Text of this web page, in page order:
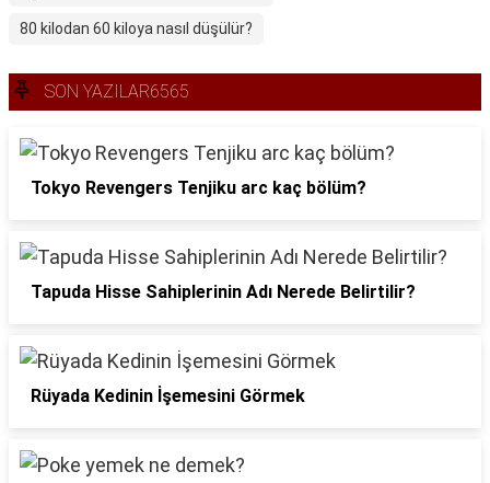
80 kilodan 60 kiloya nasıl düşülür?
SON YAZILAR6565
Tokyo Revengers Tenjiku arc kaç bölüm?
Tapuda Hisse Sahiplerinin Adı Nerede Belirtilir?
Rüyada Kedinin İşemesini Görmek